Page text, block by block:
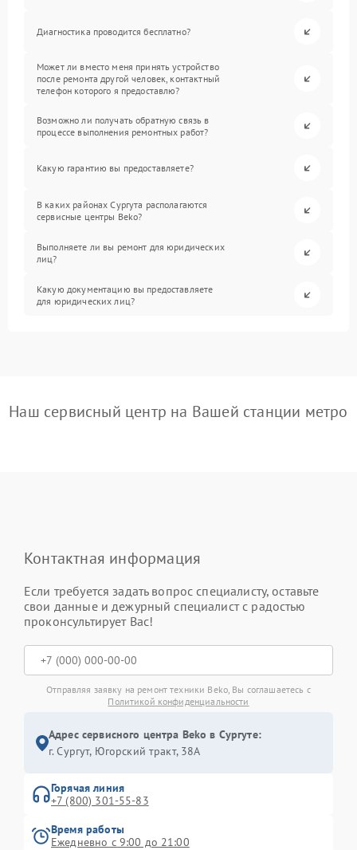
Диагностика проводится бесплатно?
Может ли вместо меня принять устройство
после ремонта другой человек, контактный
телефон которого я предоставлю?
Возможно ли получать обратную связь в
процессе выполнения ремонтных работ?
Какую гарантию вы предоставляете?
В каких районах Сургута располагаются
сервисные центры Beko?
Выполняете ли вы ремонт для юридических
лиц?
Какую документацию вы предоставляете
для юридических лиц?
Наш сервисный центр на Вашей станции метро
Контактная информация
Если требуется задать вопрос специалисту, оставьте
свои данные и дежурный специалист с радостью
проконсультирует Вас!
Отправляя заявку на ремонт техники Beko, Вы соглашаетесь с
Политикой конфиденциальности
Адрес сервисного центра Beko в Сургуте:
г. Сургут, Югорский тракт, 38А
Горячая линия
+7 (800) 301-55-83
Время работы
Ежедневно с 9:00 до 21:00